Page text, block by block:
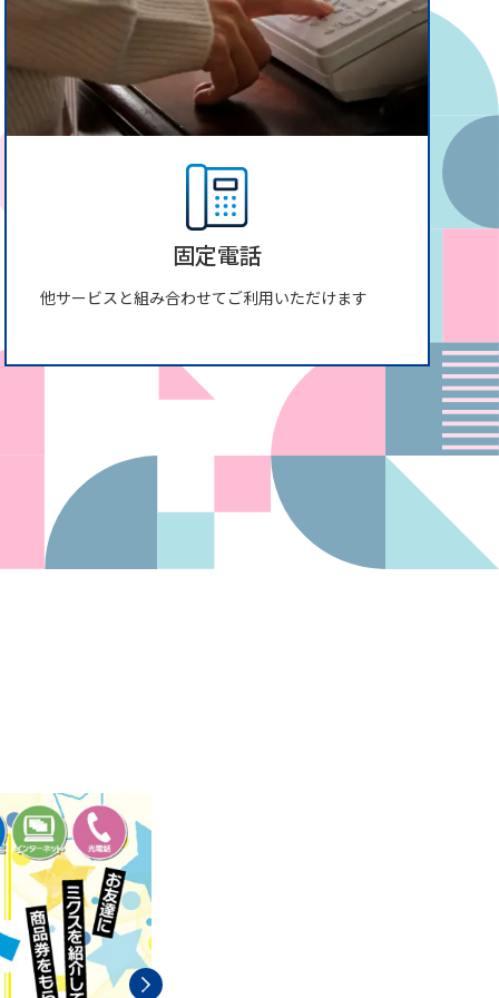
固定電話
他サービスと組み合わせてご利用いただけます